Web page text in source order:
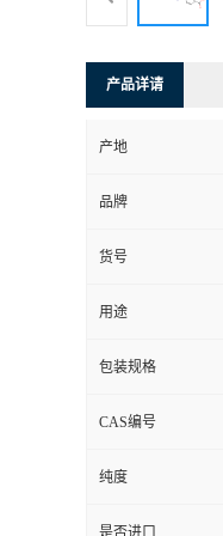
产品详请
产地
品牌
货号
用途
包装规格
CAS编号
纯度
是否进口